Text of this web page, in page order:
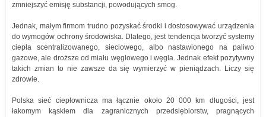
zmniejszyć emisję substancji, powodujących smog.
Jednak, małym firmom trudno pozyskać środki i dostosowywać urządzenia
do wymogów ochrony środowiska. Dlatego, jest tendencja tworzyć systemy
ciepła scentralizowanego, sieciowego, albo nastawionego na paliwo
gazowe, ale droższe od miału węglowego i węgla. Jednak efekt pozytywny
takich zmian to nie zawsze da się wymierzyć w pieniądzach. Liczy się
zdrowie.
Polska sieć ciepłownicza ma łącznie około 20 000 km długości, jest
łakomym kąskiem dla zagranicznych przedsiębiorstw, pragnących